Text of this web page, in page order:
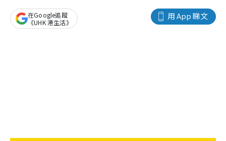
用 App 睇文
在Google追蹤
《UHK 港生活》